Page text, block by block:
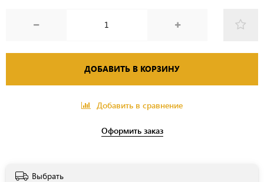
ДОБАВИТЬ В КОРЗИНУ
Добавить в сравнение
Оформить заказ
Выбрать